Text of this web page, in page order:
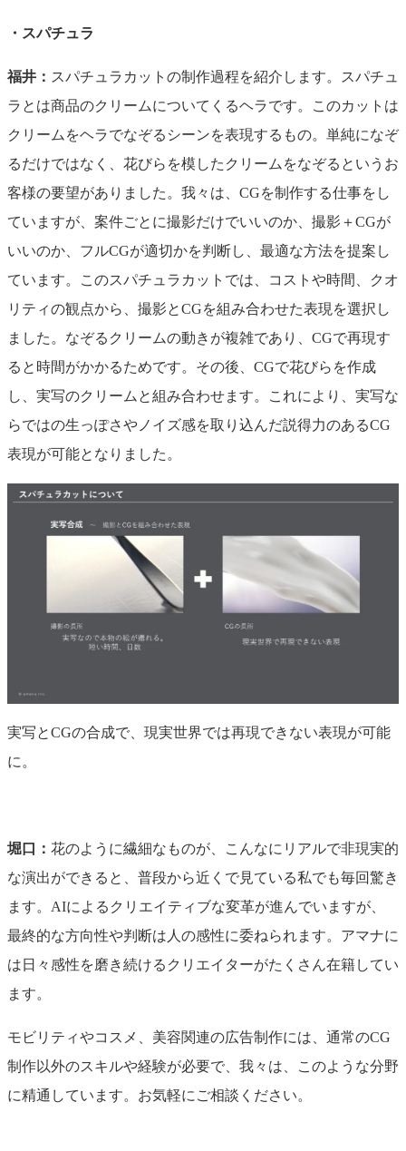
・スパチュラ
福井： スパチュラカットの制作過程を紹介します。スパチュ
ラとは商品のクリームについてくるヘラです。このカットは
クリームをヘラでなぞるシーンを表現するもの。単純になぞ
るだけではなく、花びらを模したクリームをなぞるというお
客様の要望がありました。我々は、CGを制作する仕事をし
ていますが、案件ごとに撮影だけでいいのか、撮影＋CGが
いいのか、フルCGが適切かを判断し、最適な方法を提案し
ています。このスパチュラカットでは、コストや時間、クオ
リティの観点から、撮影とCGを組み合わせた表現を選択し
ました。なぞるクリームの動きが複雑であり、CGで再現す
ると時間がかかるためです。その後、CGで花びらを作成
し、実写のクリームと組み合わせます。これにより、実写な
らではの生っぽさやノイズ感を取り込んだ説得力のあるCG
表現が可能となりました。
実写とCGの合成で、現実世界では再現できない表現が可能
に。
堀口： 花のように繊細なものが、こんなにリアルで非現実的
な演出ができると、普段から近くで見ている私でも毎回驚き
ます。AIによるクリエイティブな変革が進んでいますが、
最終的な方向性や判断は人の感性に委ねられます。アマナに
は日々感性を磨き続けるクリエイターがたくさん在籍してい
ます。
モビリティやコスメ、美容関連の広告制作には、通常のCG
制作以外のスキルや経験が必要で、我々は、このような分野
に精通しています。お気軽にご相談ください。